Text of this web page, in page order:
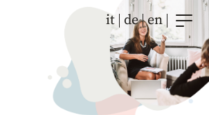
it de en